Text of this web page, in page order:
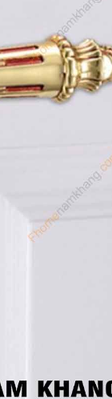
Tay nắm tủ – Nâng
tầm không gian với